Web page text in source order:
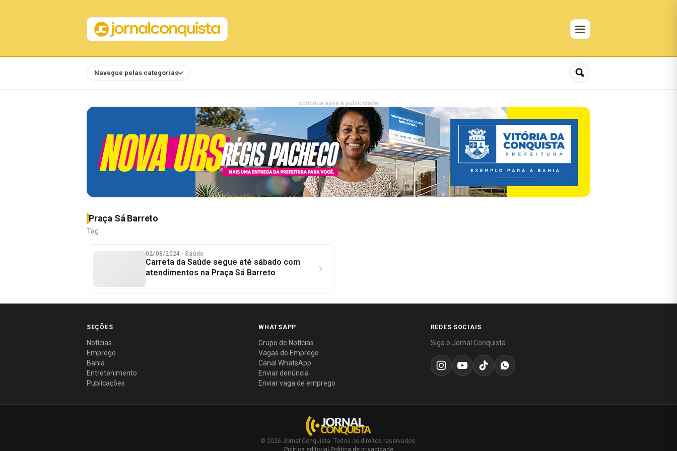
Navegue pelas categorias
continua após a publicidade
Praça Sá Barreto
Tag
02/08/2024 · Saúde
Carreta da Saúde segue até sábado com
atendimentos na Praça Sá Barreto
SEÇÕES
Notícias
Emprego
Bahia
Entretenimento
Publicações
WHATSAPP
Grupo de Notícias
Vagas de Emprego
Canal WhatsApp
Enviar denúncia
Enviar vaga de emprego
REDES SOCIAIS
Siga o Jornal Conquista
© 2026 Jornal Conquista. Todos os direitos reservados.
Política editorial · Política de privacidade